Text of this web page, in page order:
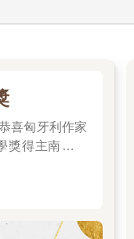
喜匈牙利作家
得主南韓女